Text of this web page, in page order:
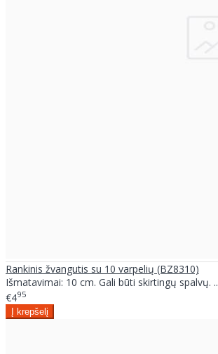
Rankinis žvangutis su 10 varpelių (BZ8310)
Išmatavimai: 10 cm. Gali būti skirtingų spalvų. ..
€495